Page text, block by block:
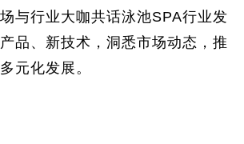
与行业大咖共话泳池SPA行业发
品、新技术，洞悉市场动态，推
元化发展。